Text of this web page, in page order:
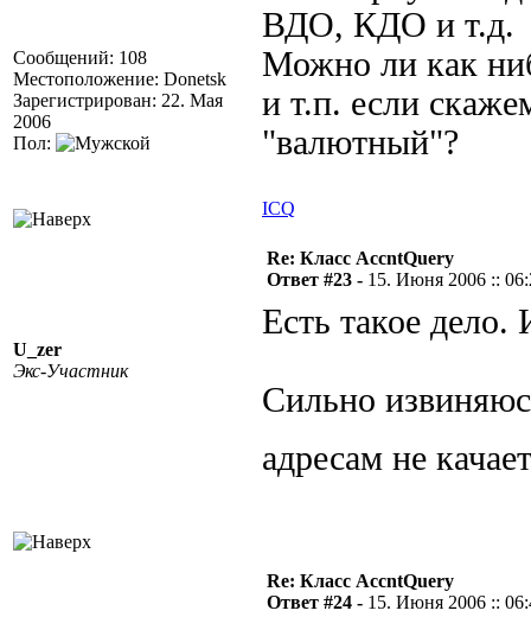
Сообщений: 108
Местоположение: Donetsk
Зарегистрирован: 22. Мая
2006
Пол:
ВДО, КДО и т.д.
Можно ли как
и т.п. если
"валютный"?
ICQ
U_zer
Экс-Участник
Re: Класс AccntQuery
Ответ #23 - 15. Июня 2006 ::
Есть такое
Сильно
адресам не
Re: Класс AccntQuery
Ответ #24 - 15. Июня 2006 ::